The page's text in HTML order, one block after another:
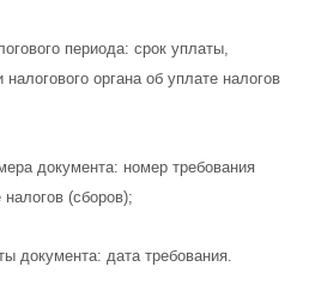
периода: срок уплаты,
органа об уплате налогов
документа: номер требования
налогов (сборов);
документа: дата требования.